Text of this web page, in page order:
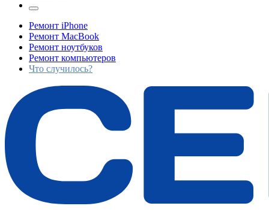
Ремонт iPhone
Ремонт MacBook
Ремонт ноутбуков
Ремонт компьютеров
Что случилось?